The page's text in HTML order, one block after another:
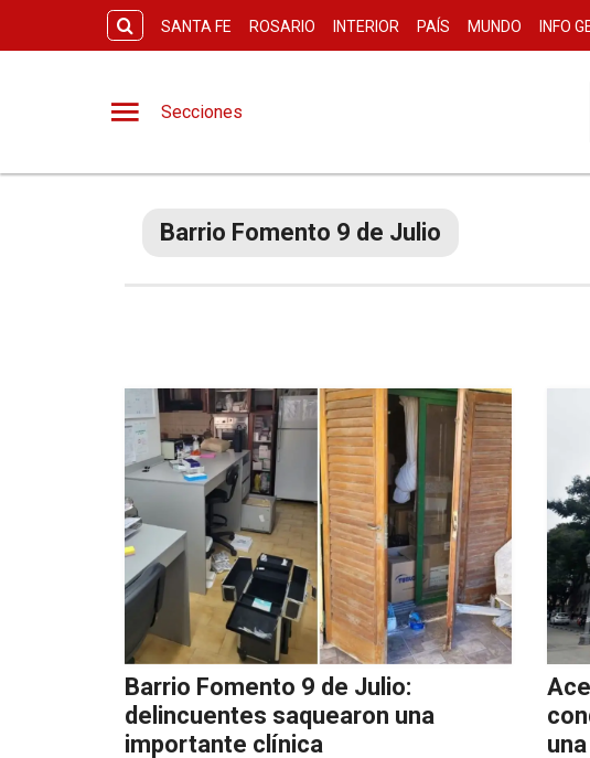
SANTA FE ROSARIO INTERIOR PAÍS MUNDO INFO
Secciones
Barrio Fomento 9 de Julio
Barrio Fomento 9 de Julio:
delincuentes saquearon una
importante clínica